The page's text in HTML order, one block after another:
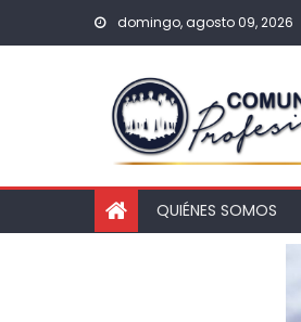
domingo, agosto 09, 2026
QUIÉNES SOMOS